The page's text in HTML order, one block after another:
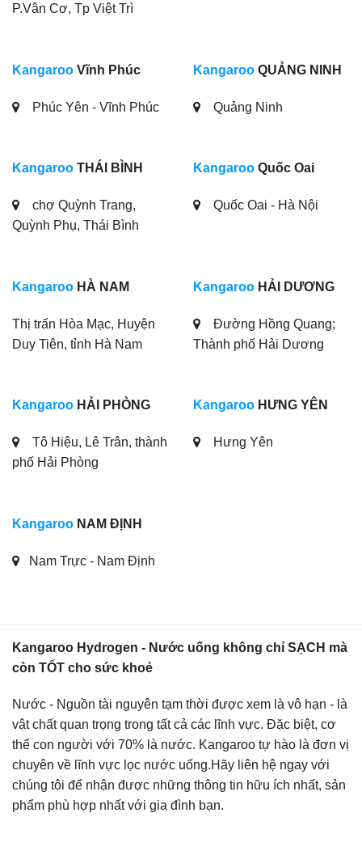
P.Vân Cơ, Tp Việt Trì
Kangaroo Vĩnh Phúc
Phúc Yên - Vĩnh Phúc
Kangaroo QUẢNG NINH
Quảng Ninh
Kangaroo THÁI BÌNH
chợ Quỳnh Trang,
Quỳnh Phụ, Thái Bình
Kangaroo Quốc Oai
Quốc Oai - Hà Nội
Kangaroo HÀ NAM
Thị trấn Hòa Mạc, Huyện
Duy Tiên, tỉnh Hà Nam
Kangaroo HẢI DƯƠNG
Đường Hồng Quang;
Thành phố Hải Dương
Kangaroo HẢI PHÒNG
Tô Hiệu, Lê Trân, thành
phố Hải Phòng
Kangaroo HƯNG YÊN
Hưng Yên
Kangaroo NAM ĐỊNH
Nam Trực - Nam Định
Kangaroo Hydrogen - Nước uống không chỉ SẠCH mà
còn TỐT cho sức khoẻ
Nước - Nguồn tài nguyên tạm thời được xem là vô hạn - là
vật chất quan trọng trong tất cả các lĩnh vực. Đặc biệt, cơ
thể con người với 70% là nước. Kangaroo tự hào là đơn vị
chuyên về lĩnh vực lọc nước uống.Hãy liên hệ ngay với
chúng tôi để nhận được những thông tin hữu ích nhất, sản
phẩm phù hợp nhất với gia đình bạn.